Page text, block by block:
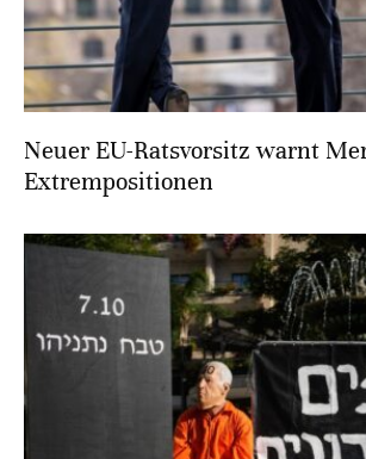
Neuer EU-Ratsvorsitz warnt
Extrempositionen